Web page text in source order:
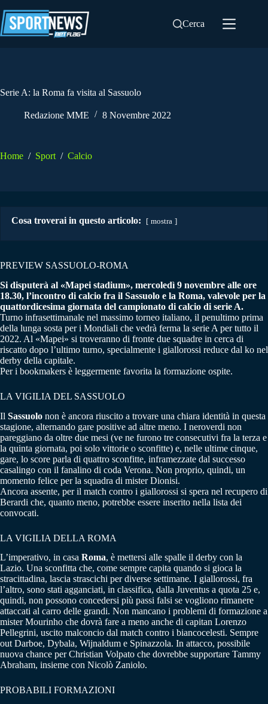
al
contenuto
Cerca
Serie A: la Roma fa visita al Sassuolo
Redazione MME 8 Novembre 2022
Home / Sport / Calcio
Cosa troverai in questo articolo: mostra
PREVIEW SASSUOLO-ROMA
Si disputerà al «Mapei stadium», mercoledì 9 novembre alle ore
18.30, l’incontro di calcio fra il Sassuolo e la Roma, valevole per la
quattordicesima giornata del campionato di calcio di serie A.
Turno infrasettimanale nel massimo torneo italiano, il penultimo prima
della lunga sosta per i Mondiali che vedrà ferma la serie A per tutto il
2022. Al «Mapei» si troveranno di fronte due squadre in cerca di
riscatto dopo l’ultimo turno, specialmente i giallorossi reduce dal ko nel
derby della capitale.
Per i bookmakers è leggermente favorita la formazione ospite.
LA VIGILIA DEL SASSUOLO
Il Sassuolo non è ancora riuscito a trovare una chiara identità in questa
stagione, alternando gare positive ad altre meno. I neroverdi non
pareggiano da oltre due mesi (ve ne furono tre consecutivi fra la terza e
la quinta giornata, poi solo vittorie o sconfitte) e, nelle ultime cinque,
gare, lo score parla di quattro sconfitte, inframezzate dal successo
casalingo con il fanalino di coda Verona. Non proprio, quindi, un
momento felice per la squadra di mister Dionisi.
Ancora assente, per il match contro i giallorossi si spera nel recupero di
Berardi che, quanto meno, potrebbe essere inserito nella lista dei
convocati.
LA VIGILIA DELLA ROMA
L’imperativo, in casa Roma, è mettersi alle spalle il derby con la
Lazio. Una sconfitta che, come sempre capita quando si gioca la
stracittadina, lascia strascichi per diverse settimane. I giallorossi, fra
l’altro, sono stati agganciati, in classifica, dalla Juventus a quota 25 e,
quindi, non possono concedersi più passi falsi se vogliono rimanere
attaccati al carro delle grandi. Non mancano i problemi di formazione a
mister Mourinho che dovrà fare a meno anche di capitan Lorenzo
Pellegrini, uscito malconcio dal match contro i biancocelesti. Sempre
out Darboe, Dybala, Wijnaldum e Spinazzola. In attacco, possibile
nuova chance per Christian Volpato che dovrebbe supportare Tammy
Abraham, insieme con Nicolò Zaniolo.
PROBABILI FORMAZIONI